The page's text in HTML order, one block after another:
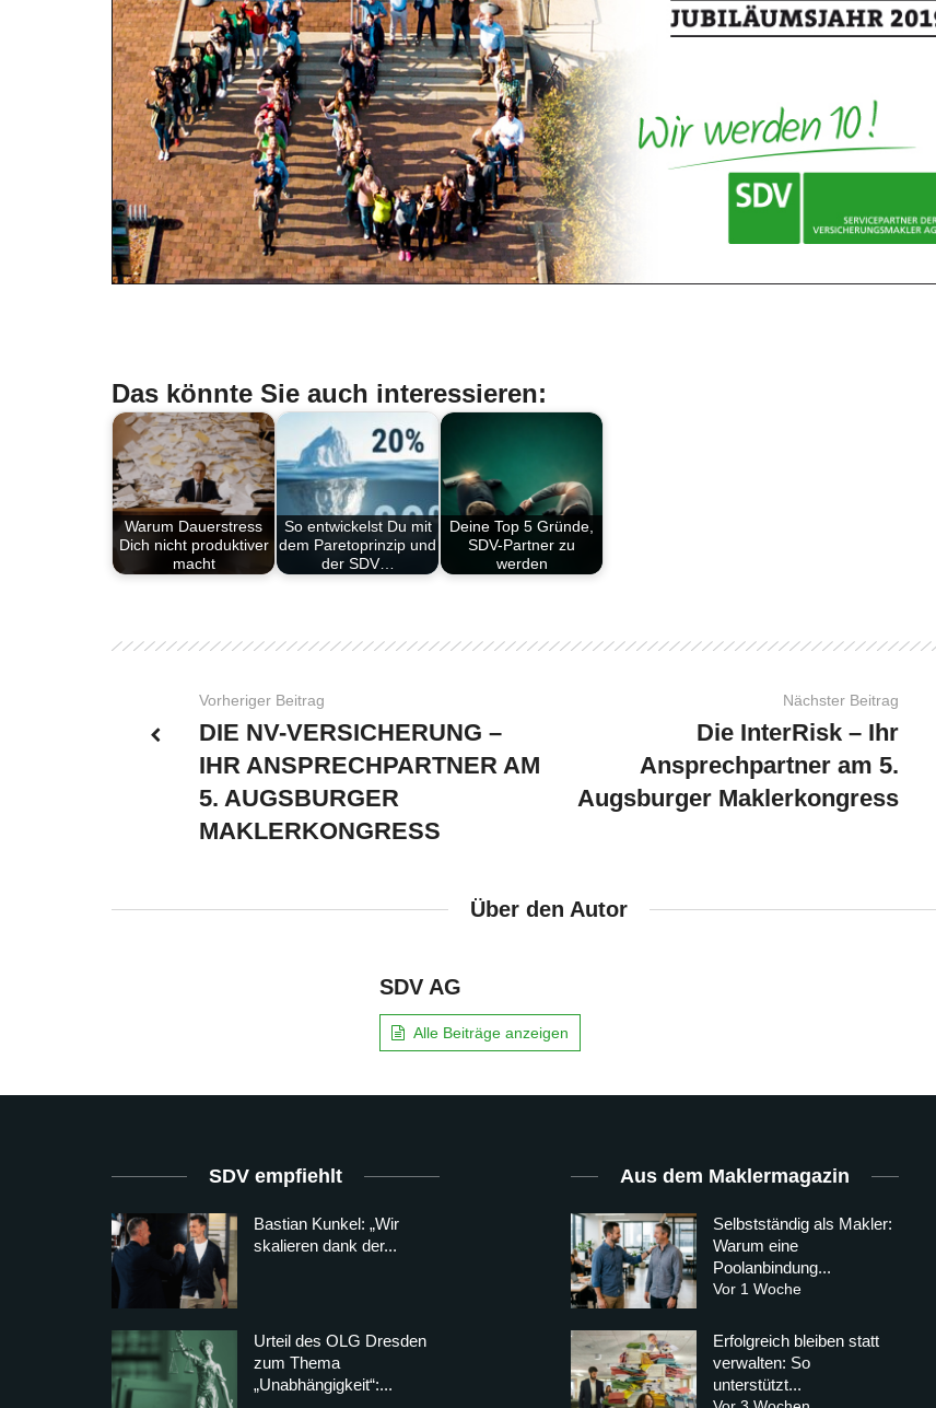
Das könnte Sie auch interessieren:
Warum Dauerstress
Dich nicht produktiver
macht
So entwickelst Du mit
dem Paretoprinzip und
der SDV…
Deine Top 5 Gründe,
SDV-Partner zu
werden
Vorheriger Beitrag
DIE NV-VERSICHERUNG –
IHR ANSPRECHPARTNER AM
5. AUGSBURGER
MAKLERKONGRESS
Nächster Beitrag
Die InterRisk – Ihr
Ansprechpartner am 5.
Augsburger Maklerkongress
Über den Autor
SDV AG
Alle Beiträge anzeigen
SDV empfiehlt
Bastian Kunkel: „Wir
skalieren dank der...
Urteil des OLG Dresden
zum Thema
„Unabhängigkeit“:...
Aus dem Maklermagazin
Selbstständig als Makler:
Warum eine
Poolanbindung...
Vor 1 Woche
Erfolgreich bleiben statt
verwalten: So
unterstützt...